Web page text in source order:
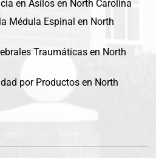
en Asilos en North Carolina
Médula Espinal en North
Traumáticas en North
por Productos en North